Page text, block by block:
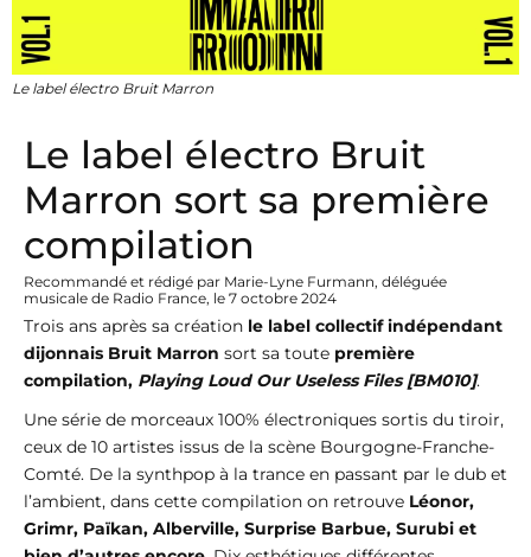
Le label électro Bruit Marron
Le label électro Bruit
Marron sort sa première
compilation
Recommandé et rédigé par Marie-Lyne Furmann, déléguée
musicale de Radio France, le 7 octobre 2024
Trois ans après sa création le label collectif indépendant
dijonnais Bruit Marron sort sa toute première
compilation, Playing Loud Our Useless Files [BM010].
Une série de morceaux 100% électroniques sortis du tiroir,
ceux de 10 artistes issus de la scène Bourgogne-Franche-
Comté. De la synthpop à la trance en passant par le dub et
l’ambient, dans cette compilation on retrouve Léonor,
Grimr, Païkan, Alberville, Surprise Barbue, Surubi et